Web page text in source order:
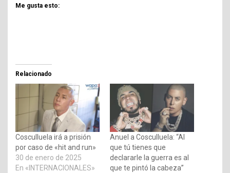
Me gusta esto:
Relacionado
Cosculluela irá a prisión
por caso de «hit and run»
30 de enero de 2025
En «INTERNACIONALES»
Anuel a Cosculluela: “Al
que tú tienes que
declararle la guerra es al
que te pintó la cabeza”